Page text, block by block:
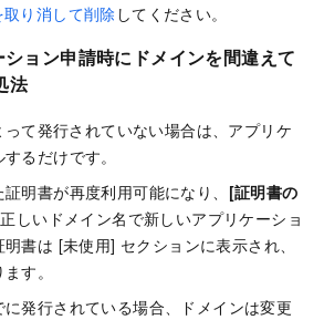
り消して削除 してください。
ョン申請時にドメインを間違えて
法
て発行されていない場合は、アプリケ
るだけです。
明書が再度利用可能になり、 [証明書の
しいドメイン名で新しいアプリケーショ
書は [未使用] セクションに表示され、
す。
発行されている場合、ドメインは変更